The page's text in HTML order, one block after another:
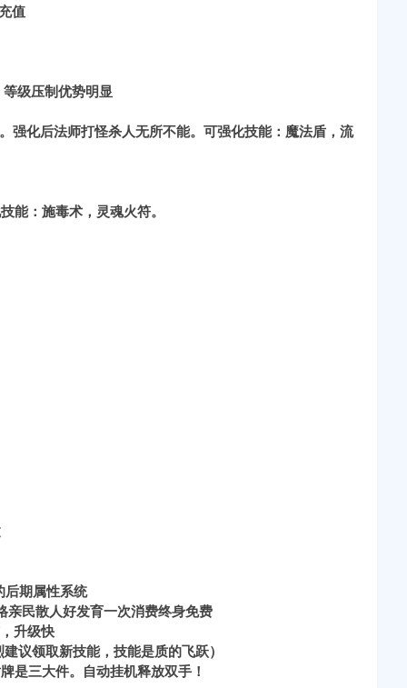
值
级压制优势明显
强化后法师打怪杀人无所不能。可强化技能：魔法盾，流
能：施毒术，灵魂火符。
后期属性系统
亲民散人好发育一次消费终身免费
升级快
议领取新技能，技能是质的飞跃）
是三大件。自动挂机释放双手！